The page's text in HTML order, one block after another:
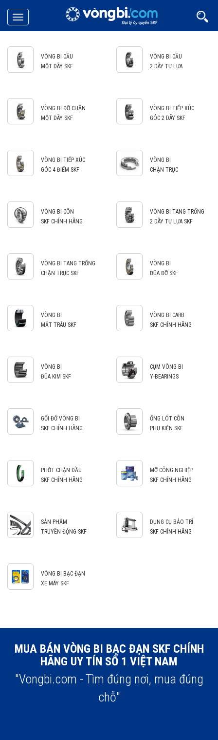
Toggle
navigation
VÒNG BI CẦU
MỘT DÃY SKF
VÒNG BI CẦU
2 DÃY TỰ LỰA
VÒNG BI ĐỠ CHẶN
MỘT DÃY SKF
VÒNG BI TIẾP XÚC
GÓC 2 DÃY SKF
VÒNG BI TIẾP XÚC
GÓC 4 ĐIỂM SKF
VÒNG BI
CHẶN TRỤC
VÒNG BI CÔN
SKF CHÍNH HÃNG
VÒNG BI TANG TRỐNG
2 DÃY TỰ LỰA SKF
VÒNG BI TANG TRỐNG
CHẶN TRỤC SKF
VÒNG BI
ĐŨA ĐỠ SKF
VÒNG BI
MẮT TRÂU SKF
VÒNG BI CARB
SKF CHÍNH HÃNG
VÒNG BI
ĐŨA KIM SKF
CỤM VÒNG BI
Y-BEARINGS
GỐI ĐỠ VÒNG BI
SKF CHÍNH HÃNG
ỐNG LÓT CÔN
PHỤ KIỆN SKF
PHỚT CHẶN DẦU
SKF CHÍNH HÃNG
MỠ CÔNG NGHIỆP
SKF CHÍNH HÃNG
SẢN PHẨM
TRUYỀN ĐỘNG SKF
DỤNG CỤ BẢO TRÌ
SKF CHÍNH HÃNG
VÒNG BI BẠC ĐẠN
XE MÁY SKF
MUA BÁN VÒNG BI BẠC ĐẠN SKF CHÍNH
HÃNG UY TÍN SỐ 1 VIỆT NAM
"Vongbi.com - Tìm đúng nơi, mua đúng
chỗ"